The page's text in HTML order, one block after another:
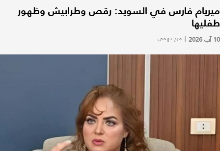
ميريام فارس في السويد: رقص وطرابيش وظهور
طفليها
10 آب 2026 | فرح جهمي